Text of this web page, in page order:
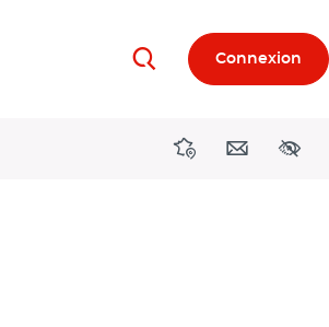
RechercherConnexion
DirectionsContact